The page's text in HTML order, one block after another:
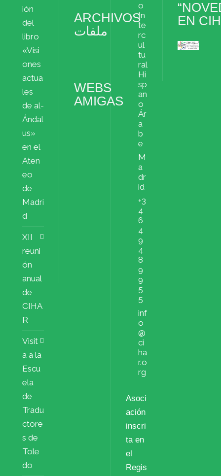
ión
del
libro
«Visi
ones
actua
les
de al-
Ándal
us»
en el
Aten
eo
de
Madri
d
XII
reuni
ón
anual
de
CIHA
R
Visit
a a la
Escu
ela
de
Tradu
ctore
s de
Tole
do
ARCHIVOS
ملفات
WEBS
AMIGAS
o
In
te
rc
ul
tu
ral
Hi
sp
an
o
Ár
a
b
e
M
a
dr
id
+3
4
6
4
9
4
8
9
9
5
5
inf
o
@
ci
ha
r.o
rg
Asoci
ación
inscri
ta en
el
Regis
EN